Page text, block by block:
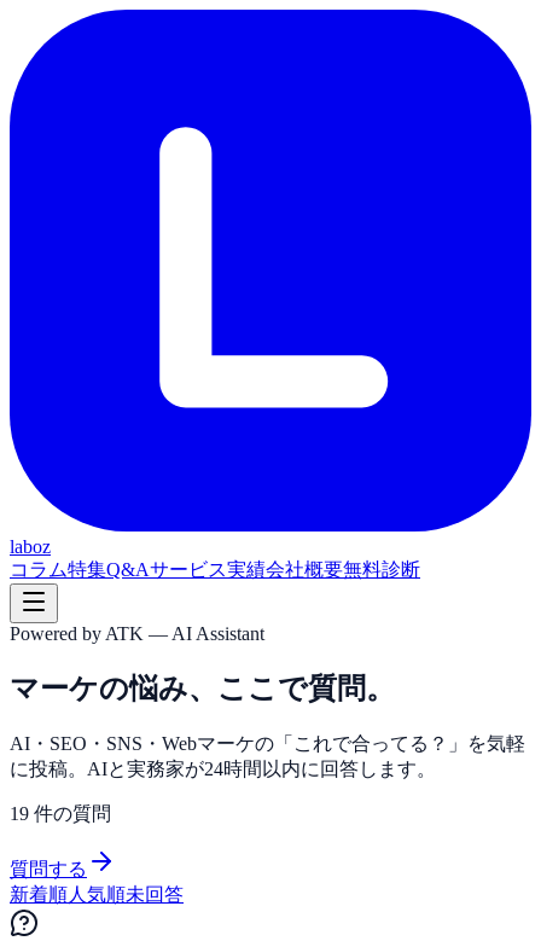
laboz
コラム特集Q&Aサービス実績会社概要無料診断
Powered by ATK — AI Assistant
マーケの悩み、ここで質問。
AI・SEO・SNS・Webマーケの「これで合ってる？」を気軽
に投稿。AIと実務家が24時間以内に回答します。
19 件の質問
質問する
新着順人気順未回答